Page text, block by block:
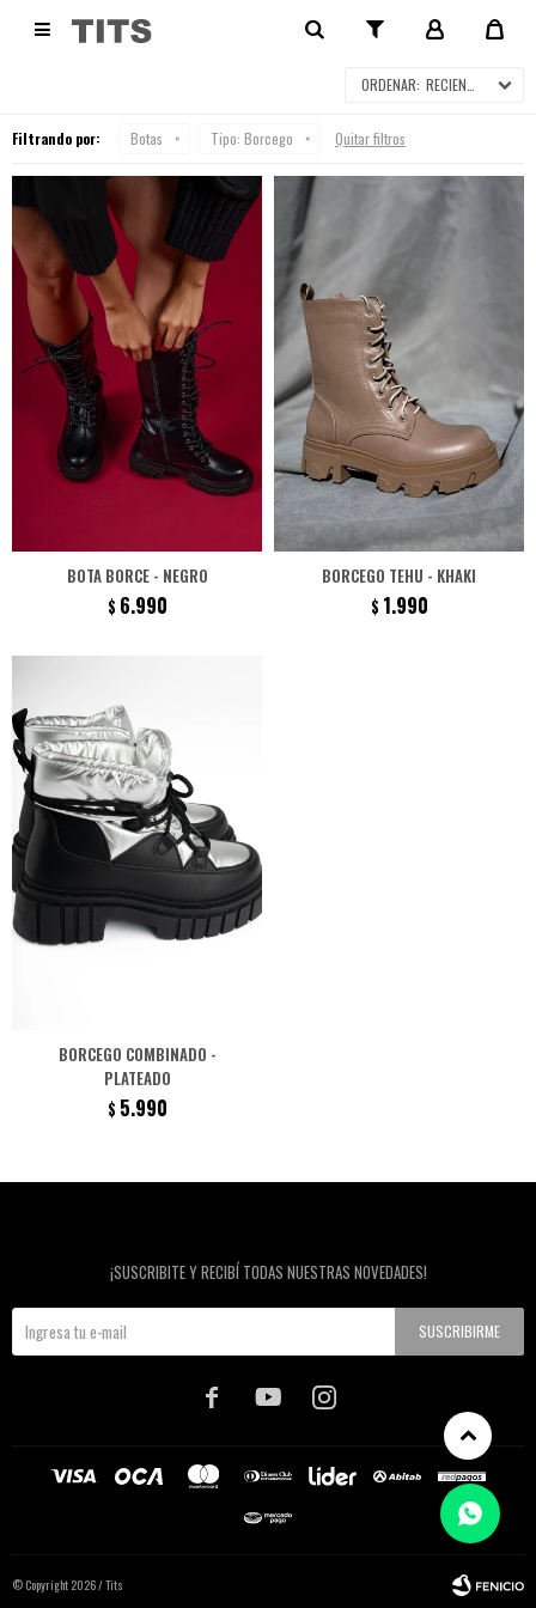

RECIENTES
Filtrando por: Botas Tipo: Borcego Quitar filtros
BOTA BORCE - NEGRO
$ 6.990
BORCEGO TEHU - KHAKI
$ 1.990
BORCEGO COMBINADO -
PLATEADO
$ 5.990
¡SUSCRIBITE Y RECIBÍ TODAS NUESTRAS NOVEDADES!
SUSCRIBIRME
  
© Copyright 2026 / Tits